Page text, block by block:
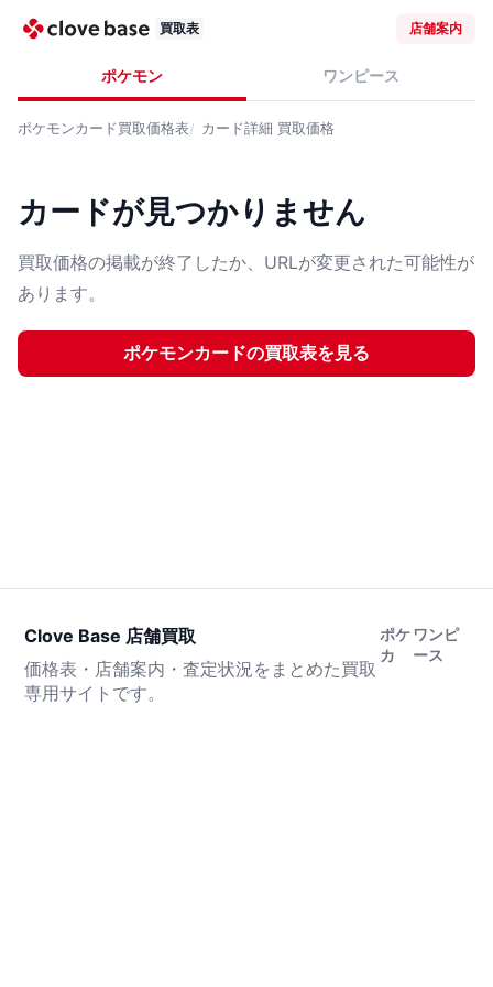
買取表 店舗案内
ポケモン ワンピース
ポケモンカード買取価格表 カード詳細 買取価格
カードが見つかりません
買取価格の掲載が終了したか、URLが変更された可能性が
あります。
ポケモンカードの買取表を見る
Clove Base 店舗買取
価格表・店舗案内・査定状況をまとめた買取
専用サイトです。
ポケ
カ
ワンピ
ース